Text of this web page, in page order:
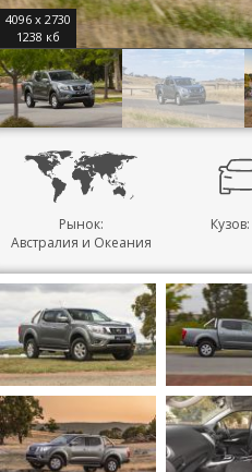
4096 x 2730
1238 кб
Рынок:
Австралия и Океания